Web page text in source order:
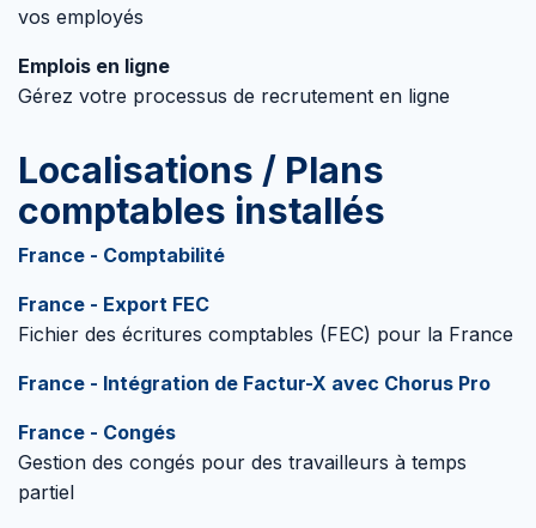
vos employés
Emplois en ligne
Gérez votre processus de recrutement en ligne
Localisations / Plans
comptables installés
France - Comptabilité
France - Export FEC
Fichier des écritures comptables (FEC) pour la France
France - Intégration de Factur-X avec Chorus Pro
France - Congés
Gestion des congés pour des travailleurs à temps
partiel